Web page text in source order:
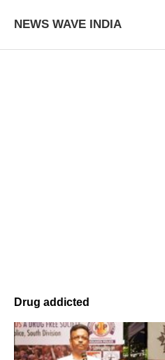
NEWS WAVE INDIA
Drug addicted